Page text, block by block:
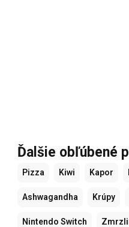
Ďalšie obľúbené
Pizza Kiwi Kapor
Ashwagandha Krúpy
Nintendo Switch